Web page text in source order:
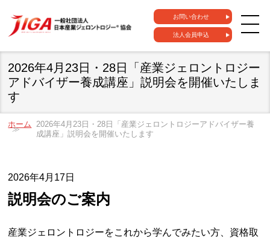
お問い合わせ
法人会員申込
2026年4月23日・28日「産業ジェロントロジー
アドバイザー養成講座」説明会を開催いたしま
す
ホーム 2026年4月23日・28日「産業ジェロントロジーアドバイザー養
成講座」説明会を開催いたします
2026年4月17日
説明会のご案内
産業ジェロントロジーをこれから学んでみたい方、資格取